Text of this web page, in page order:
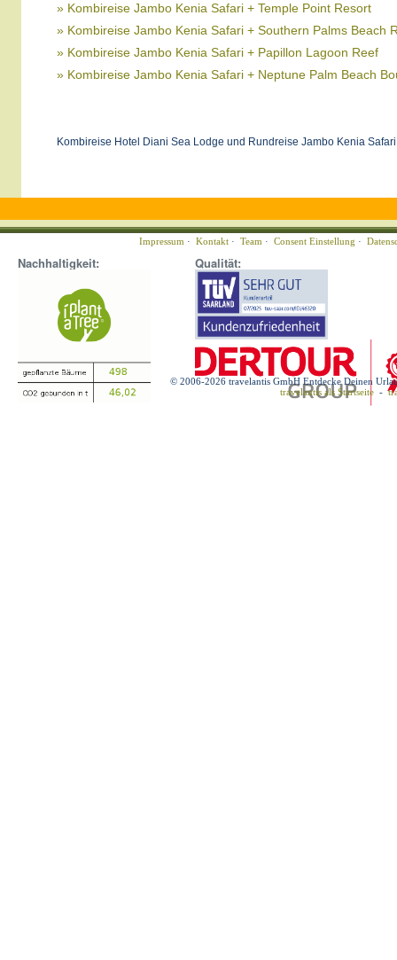
» Kombireise Jambo Kenia Safari + Temple Point Resort
» Kombireise Jambo Kenia Safari + Southern Palms Beach
» Kombireise Jambo Kenia Safari + Papillon Lagoon Reef
» Kombireise Jambo Kenia Safari + Neptune Palm Beach
Kombireise Hotel Diani Sea Lodge und Rundreise Jambo Kenia
Impressum · Kontakt · Team · Consent Einstellung ·
Nachhaltigkeit: Qualität:
© 2006-2026 travelantis GmbH Entdecke Deinen
travelantis als Startseite -